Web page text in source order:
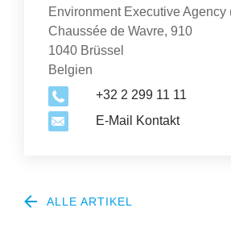
Environment Executive Agency
Chaussée de Wavre, 910
1040 Brüssel
Belgien
+32 2 299 11 11
E-Mail Kontakt
ALLE ARTIKEL